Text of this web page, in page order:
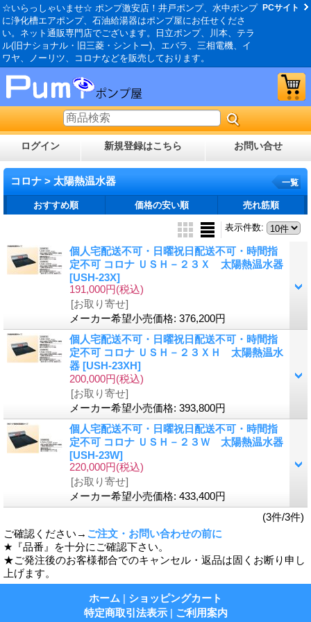
☆いらっしゃいませ☆ ポンプ激安店！井戸ポンプ、水中ポンプ
に浄化槽エアポンプ、石油給湯器はポンプ屋にお任せくださ
い。ネット通販専門店でございます。日立ポンプ、川本、テラ
ル(旧ナショナル・旧三菱・シントー)、エバラ、三相電機、イ
ワヤ、ノーリツ、コロナなどを販売しております。
PCサイト
ログイン 新規登録はこちら お問い合せ
コロナ > 太陽熱温水器 一覧
おすすめ順 価格の安い順 売れ筋順
表示件数:
個人宅配送不可・日曜祝日配送不可・時間指
定不可 コロナ ＵＳＨ－２３Ｘ 太陽熱温水器
[USH-23X]
191,000円(税込)
[お取り寄せ]
メーカー希望小売価格: 376,200円
個人宅配送不可・日曜祝日配送不可・時間指
定不可 コロナ ＵＳＨ－２３ＸＨ 太陽熱温水
器 [USH-23XH]
200,000円(税込)
[お取り寄せ]
メーカー希望小売価格: 393,800円
個人宅配送不可・日曜祝日配送不可・時間指
定不可 コロナ ＵＳＨ－２３Ｗ 太陽熱温水器
[USH-23W]
220,000円(税込)
[お取り寄せ]
メーカー希望小売価格: 433,400円
(3件/3件)
ご確認ください→ ご注文・お問い合わせの前に
★『品番』を十分にご確認下さい。
★ご発注後のお客様都合でのキャンセル・返品は固くお断り申し
上げます。
ホーム | ショッピングカート
特定商取引法表示 | ご利用案内